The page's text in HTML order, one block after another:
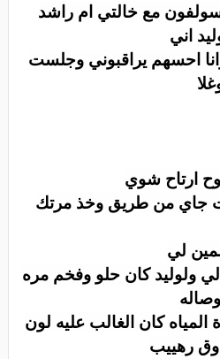
مع خالتي ام راشد
اني
احسهم يراقبوني وجلست
ارتاح شوي
جاي من طريق وخذ مرتك
لي
ولوليد كان حلو وفخم مره
كان الغالب عليه لون
رهييب